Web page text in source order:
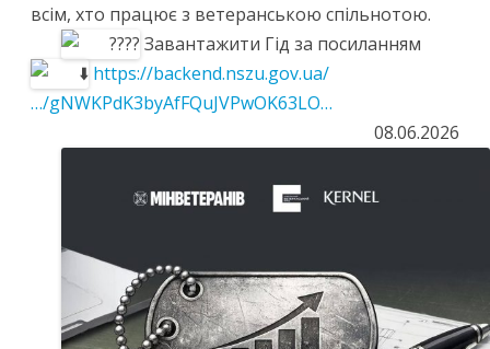
всім, хто працює з ветеранською спільнотою.
Завантажити Гід за посиланням
https://backend.nszu.gov.ua/
…/gNWKPdK3byAfFQuJVPwOK63LO…
08.06.2026